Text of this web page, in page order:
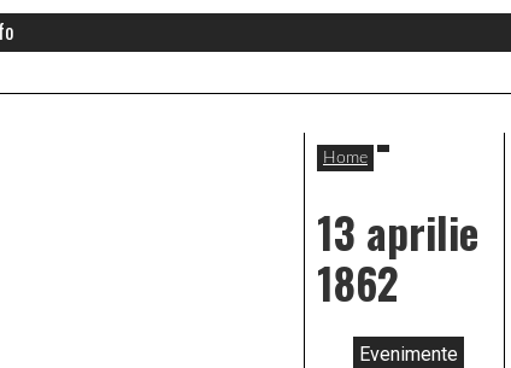
Home
13 aprilie
1862
Evenimente